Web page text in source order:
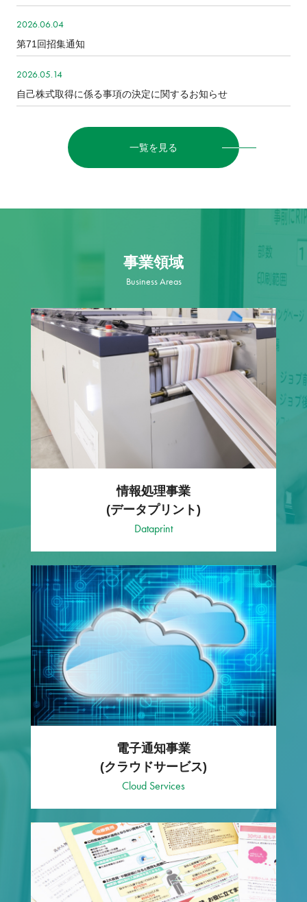
2026.06.04
第71回招集通知
2026.05.14
自己株式取得に係る事項の決定に関するお知らせ
一覧を見る
事業領域
Business Areas
情報処理事業
(データプリント)
Dataprint
電子通知事業
(クラウドサービス)
Cloud Services